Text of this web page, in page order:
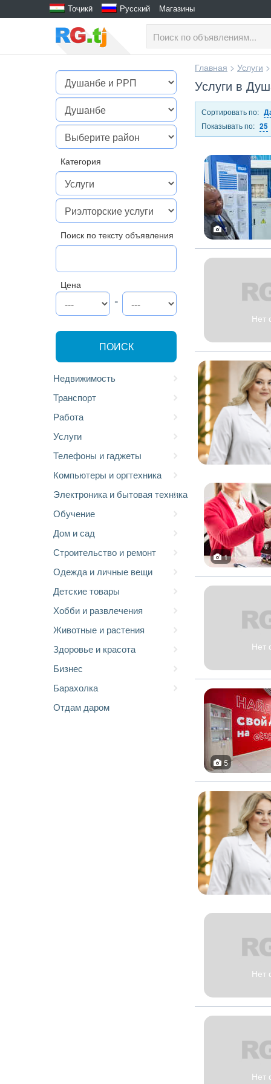
Тоҷикӣ Русский Магазины
Категория
Поиск по тексту объявления
Цена
-
ПОИСК
Недвижимость
Транспорт
Работа
Услуги
Телефоны и гаджеты
Компьютеры и оргтехника
Электроника и бытовая техника
Обучение
Дом и сад
Строительство и ремонт
Одежда и личные вещи
Детские товары
Хобби и развлечения
Животные и растения
Здоровье и красота
Бизнес
Барахолка
Отдам даром
Главная > Услуги
Услуги в
Сортировать по:
Показывать по: 25
1
Нет
1
Нет
5
Нет
Нет